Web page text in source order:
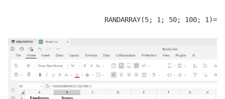
=RANDARRAY(5; 1; 50; 100; 1)